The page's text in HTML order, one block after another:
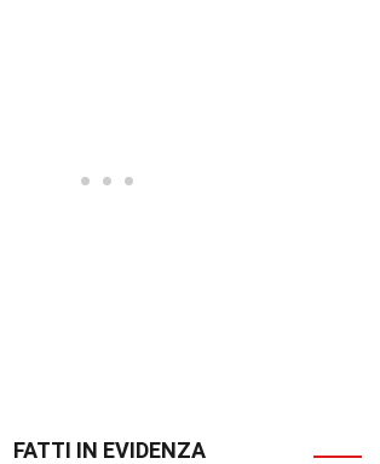
FATTI IN EVIDENZA